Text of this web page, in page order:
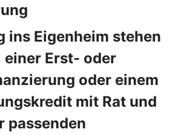
ins Eigenheim stehen
einer Erst- oder
oder einem
mit Rat und
passenden